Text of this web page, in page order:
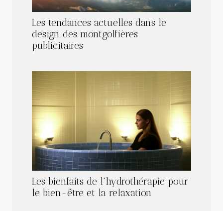
Les tendances actuelles dans le
design des montgolfières
publicitaires
Les bienfaits de l'hydrothérapie pour
le bien-être et la relaxation